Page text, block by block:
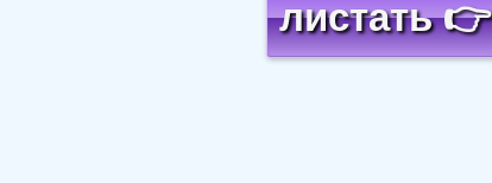
листать 👉